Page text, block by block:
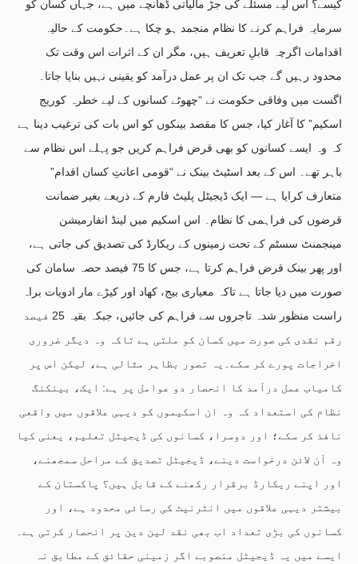
کیسے؟ اس لیے مسئلے کی جڑ مالیاتی ڈھانچے میں ہے، جہاں کسان کو
سرمایہ فراہم کرنے کا نظام منجمد ہو چکا ہے۔حکومت کے حالیہ
اقدامات اگرچہ قابلِ تعریف ہیں، مگر ان کے اثرات اس وقت تک
محدود رہیں گے جب تک ان پر عمل درآمد کو یقینی نہیں بنایا جاتا۔
اگست میں وفاقی حکومت نے “چھوٹے کسانوں کے لیے خطرہ کوریج
اسکیم” کا آغاز کیا، جس کا مقصد بینکوں کو اس بات کی ترغیب دینا ہے
کہ وہ ایسے کسانوں کو بھی قرض فراہم کریں جو پہلے اس نظام سے
باہر تھے۔ اس کے بعد اسٹیٹ بینک نے “قومی اعانتِ کسان اقدام”
متعارف کرایا ہے — ایک ڈیجیٹل پلیٹ فارم کے ذریعے بغیر ضمانت
قرضوں کی فراہمی کا نظام۔ اس اسکیم میں لینڈ انفارمیشن
مینجمنٹ سسٹم کے تحت زمینوں کے ریکارڈ کی تصدیق کی جاتی ہے،
اور پھر بینک قرض فراہم کرتا ہے، جس کا 75 فیصد حصہ سامان کی
صورت میں دیا جاتا ہے تاکہ معیاری بیج، کھاد اور کیڑے مار ادویات براہ
راست منظور شدہ تاجروں سے فراہم کی جائیں، جبکہ بقیہ 25 فیصد
رقم نقدی کی صورت میں کسان کو ملتی ہے تاکہ وہ دیگر ضروری
اخراجات پورے کر سکے۔یہ تصور بظاہر مثالی ہے، لیکن اس پر
کامیاب عمل درآمد کا انحصار دو عوامل پر ہے: ایک، بینکنگ
نظام کی استعداد کہ وہ ان اسکیموں کو دیہی علاقوں میں واقعی
نافذ کر سکے؛ اور دوسرا، کسانوں کی ڈیجیٹل تعلیم، یعنی کیا
وہ آن لائن درخواست دینے، ڈیجیٹل تصدیق کے مراحل سمجھنے،
اور اپنے ریکارڈ برقرار رکھنے کے قابل ہیں؟ پاکستان کے
بیشتر دیہی علاقوں میں انٹرنیٹ کی رسائی محدود ہے، اور
کسانوں کی بڑی تعداد اب بھی نقد لین دین پر انحصار کرتی ہے۔
ایسے میں یہ ڈیجیٹل منصوبے اگر زمینی حقائق کے مطابق نہ